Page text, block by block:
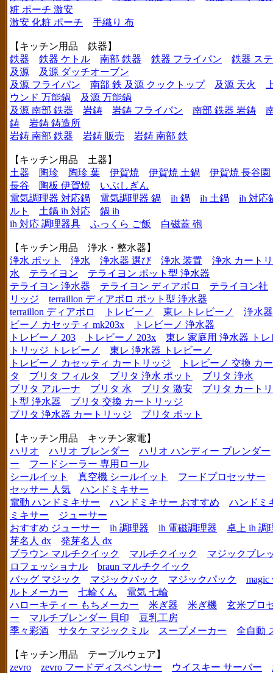
粧 ポーチ 激安
激安 化粧 ポーチ
手織り 布
【キッチン用品 鉄器】
鉄器
鉄器 ケトル 南部 鉄器 鉄器 フライパン
鉄器 ス
及源
及源 ダッチオーブン
及源 フライパン
南部 鉄 及源 クックトップ 及源 天火
ウンド 万能鍋
及源 万能鍋
及源 南部 鉄器
岩鋳 岩鋳 フライパン 南部 鉄器 岩鋳
鋳
岩鋳 鋳造所
岩鋳 南部 鉄器
岩鋳 販売 岩鋳 南部 鉄
【キッチン用品 土器】
土器
陶珍 陶珍 葉 伊賀焼 伊賀焼 土鍋
伊賀焼 長谷園
長谷
陶板 伊賀焼
いぶしぎん
電気調理器 対応鍋
電気調理器 鍋 ih 鍋 ih 土鍋
ih 対応
ルト
土鍋 ih 対応
鍋 ih
ih 対応 調理器具
ふっくら ご飯 白磁蓋 砲
【キッチン用品 浄水・整水器】
浄水 ポット
浄水 浄水器 選び 浄水 装置
浄水 カート
水
テライヨン
テライヨン ポット型 浄水器
テライヨン 浄水器
テライヨン ディアボロ
テライヨン社
リッジ
terraillon ディアボロ ポット型 浄水器
terraillon ディアボロ
トレビーノ 東レ トレビーノ
浄水
ビーノ カセッティ mk203x
トレビーノ 浄水器
トレビーノ 203
トレビーノ 203x
東レ 家庭用 浄水器 トレ
トリッジ トレビーノ
東レ 浄水器 トレビーノ
トレビーノ カセッティ カートリッジ
トレビーノ 交換 カ
タ
ブリタ フィルタ ブリタ 浄水 ポット
ブリタ 浄水
ブリタ アルーナ
ブリタ 水 ブリタ 激安
ブリタ カート
ト型 浄水器
ブリタ 交換 カートリッジ
ブリタ 浄水器 カートリッジ
ブリタ ポット
【キッチン用品 キッチン家電】
ハリオ
ハリオ ブレンダー
ハリオ ハンディー ブレンダー
ー
フードシーラー 専用ロール
シールイット
真空機 シールイット
フードプロセッサー
セッサー 人気
ハンドミキサー
電動 ハンドミキサー
ハンドミキサー おすすめ
ハンドミ
ミキサー
ジューサー
おすすめ ジューサー
ih 調理器 ih 電磁調理器
卓上 ih 調
芽名人 dx
発芽名人 dx
ブラウン マルチクイック
マルチクイック
マジックブレ
ロフェッショナル
braun マルチクイック
バッグ マジック
マジックバック マジックパック
magic
ルトメーカー
七輪くん
電気 七輪
ハローキティー もちメーカー
米ぎ器 米ぎ機
玄米プロ
ー
マルチブレンダー 貝印
豆乳工房
季々彩酒
サタケ マジックミル スープメーカー 全自動
【キッチン用品 テーブルウェア】
zevro
zevro フードディスペンサー ウイスキー サーバー